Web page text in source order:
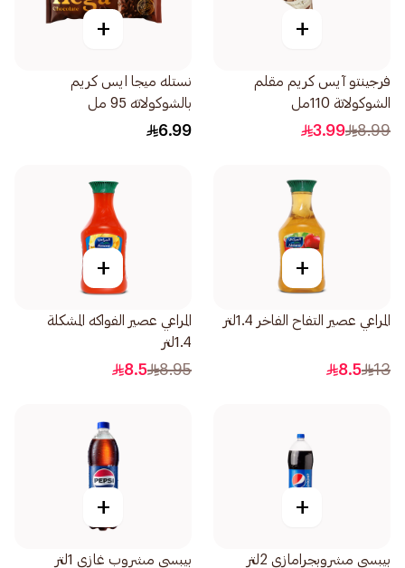
+
فرجينتو آيس كريم مقلم
الشوكولاتة 110مل
8.99
3.99
+
نستله ميجا ايس كريم
بالشوكولاته 95 مل
6.99
+
المراعي عصير التفاح الفاخر 1.4لتر
13
8.5
+
المراعي عصير الفواكه المشكلة
1.4لتر
8.95
8.5
+
بيبسي مشروبجرامازي 2لتر
+
بيبسي مشروب غازي 1لتر